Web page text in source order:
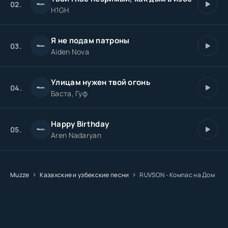
02.
H1GH
03. Я не подам патроны
Aiden Nova
04. Улицам нужен твой огонь
Баста, Гуф
05. Happy Birthday
Aren Nadaryan
Muzze Казахские и узбекские песни RUVSON - Компас на Дом